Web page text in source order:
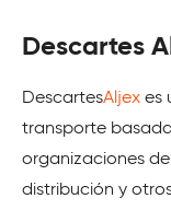
Descartes
DescartesAljex es
transporte
organizaciones
distribución y